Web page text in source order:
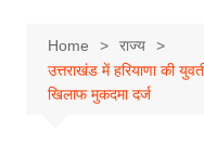
Home
राज्य
उत्तराखंड में हरियाणा की
खिलाफ मुकदमा दर्ज